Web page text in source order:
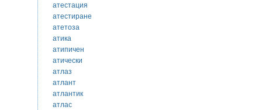
атестация
атестиране
атетоза
атика
атипичен
атически
атлаз
атлант
атлантик
атлас